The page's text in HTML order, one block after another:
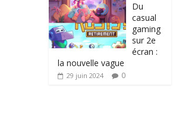
Du
casual
gaming
sur 2e
écran :
la nouvelle vague
29 juin 2024 0